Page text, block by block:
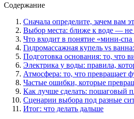
Содержание
Сначала определите, зачем вам
Выбор места: ближе к воде — не
Что входит в понятие «мини-
Гидромассажная купель vs
Подготовка основания: то, что
Электрика у воды: правила,
Атмосфера: то, что превращает
Частые ошибки, которые
Как лучше сделать: пошаговый
Сценарии выбора под разные
Итог: что делать дальше